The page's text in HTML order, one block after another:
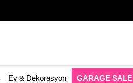
Ev & Dekorasyon GARAGE SALE